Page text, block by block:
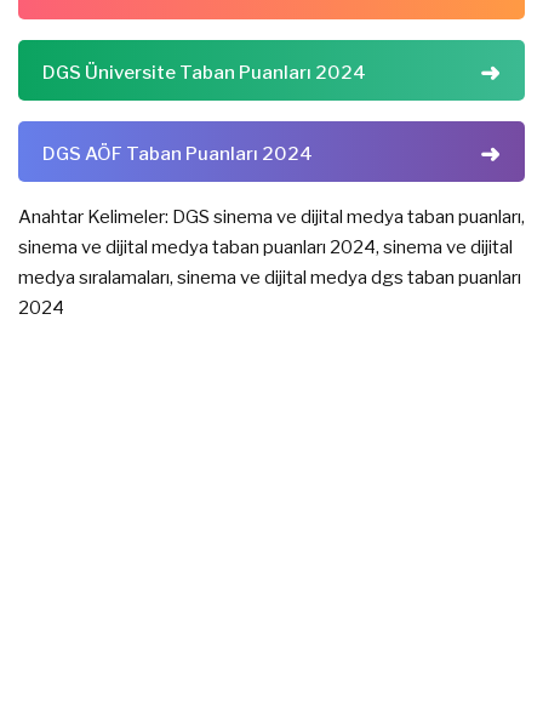
DGS Üniversite Taban Puanları 2024
DGS AÖF Taban Puanları 2024
Anahtar Kelimeler: DGS sinema ve dijital medya taban puanları,
sinema ve dijital medya taban puanları 2024, sinema ve dijital
medya sıralamaları, sinema ve dijital medya dgs taban puanları
2024